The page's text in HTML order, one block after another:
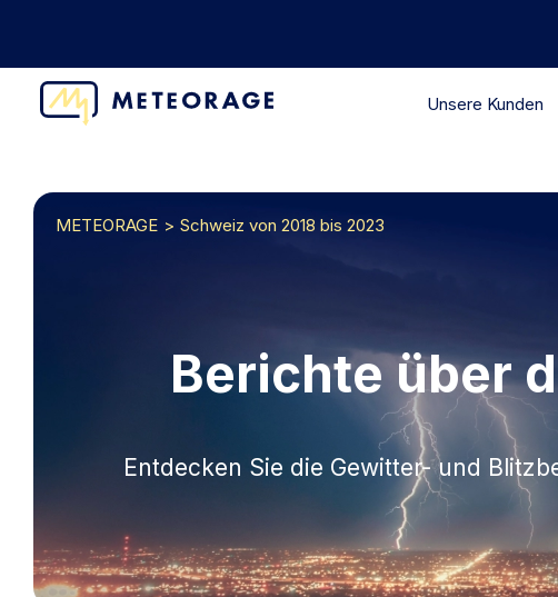
Unsere Kunden
METEORAGE Schweiz von 2018 bis 2023
Berichte über
Entdecken Sie die Gewitter- und